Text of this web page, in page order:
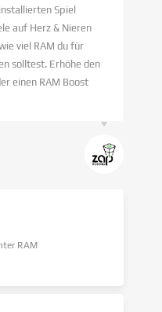
Spiel
auf Herz & Nieren
viel RAM du für
solltest. Erhöhe den
einen RAM Boost
RAM